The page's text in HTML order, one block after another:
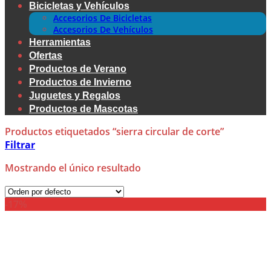
Bicicletas y Vehículos
Accesorios De Bicicletas
Accesorios De Vehículos
Herramientas
Ofertas
Productos de Verano
Productos de Invierno
Juguetes y Regalos
Productos de Mascotas
Productos etiquetados “sierra circular de corte”
Filtrar
Mostrando el único resultado